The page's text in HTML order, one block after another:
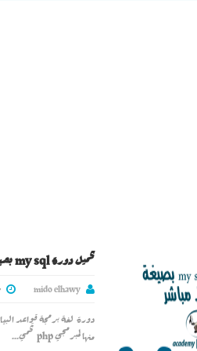
تحميل دورة my sql بصيغة zip برابط مباشر
mido elhawy
منها لمبرمجي php تحمي...